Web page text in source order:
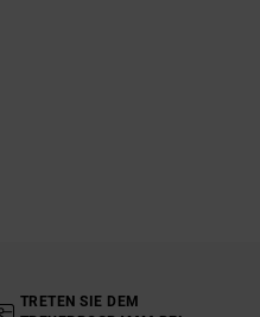
TRETEN SIE DEM